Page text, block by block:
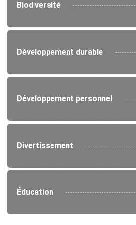
Biodiversité
Développement durable
Développement personnel
Divertissement
Éducation